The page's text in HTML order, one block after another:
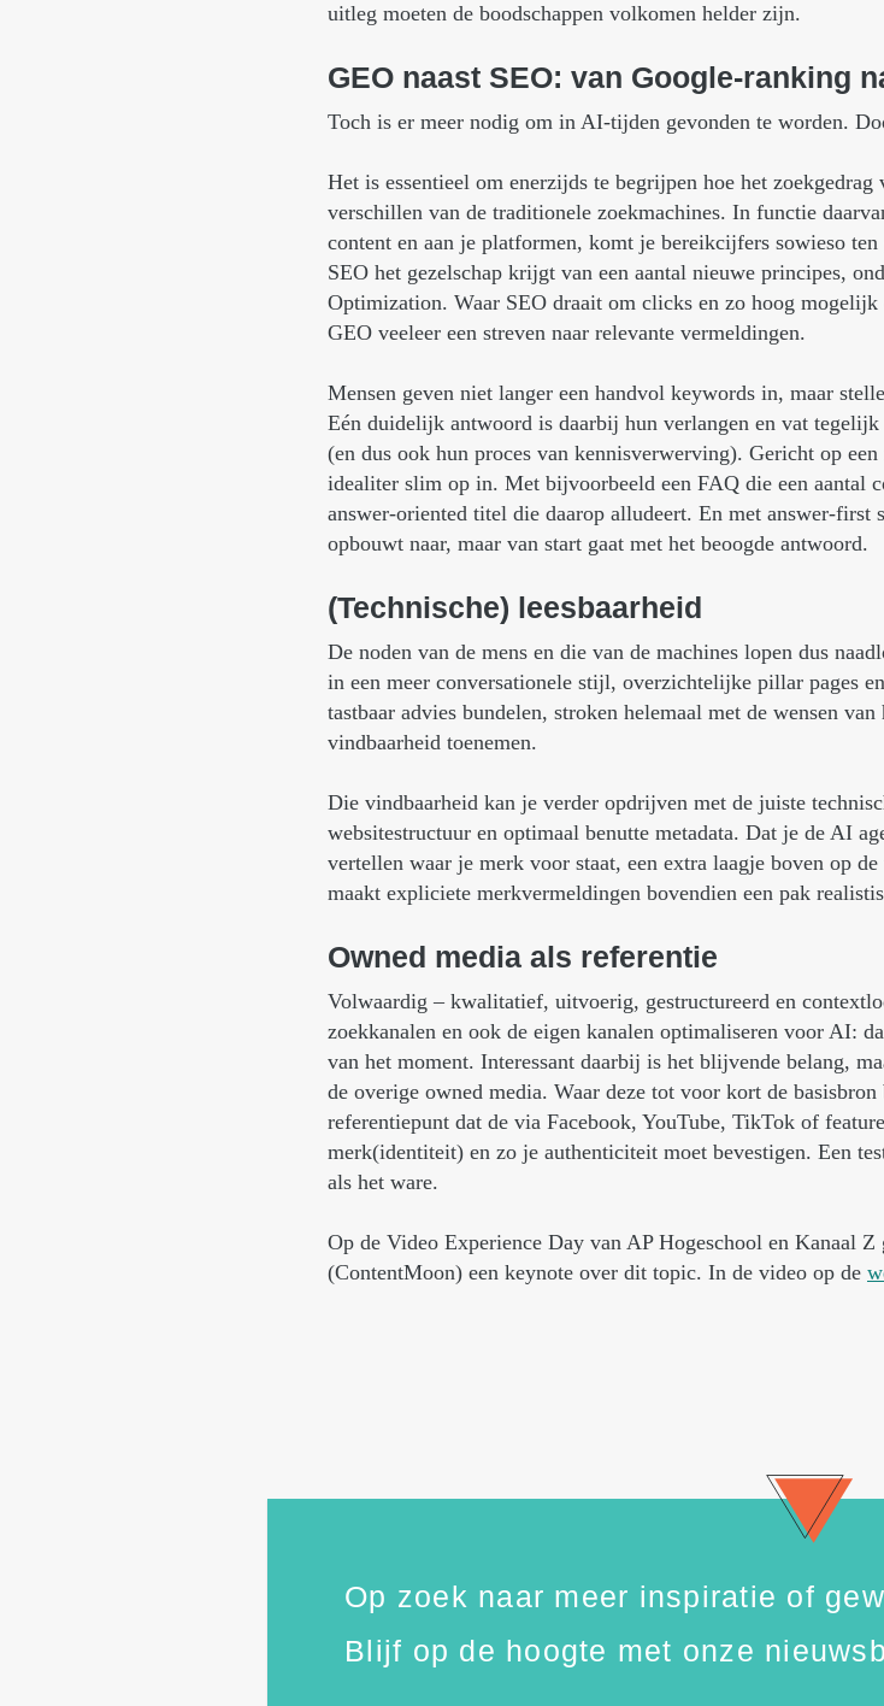
uitleg moeten de boodschappen volkomen helder zijn.
GEO naast SEO: van Google-ranking
Toch is er meer nodig om in AI-tijden gevonden te worden.
Het is essentieel om enerzijds te begrijpen hoe het
verschillen van de traditionele zoekmachines. In functie
content en aan je platformen, komt je bereikcijfers sowieso
SEO het gezelschap krijgt van een aantal nieuwe principes,
Optimization. Waar SEO draait om clicks en zo hoog
GEO veeleer een streven naar relevante vermeldingen.
Mensen geven niet langer een handvol keywords in, maar
Eén duidelijk antwoord is daarbij hun verlangen en vat tegelijk
(en dus ook hun proces van kennisverwerving). Gericht op
idealiter slim op in. Met bijvoorbeeld een FAQ die een aantal
answer-oriented titel die daarop alludeert. En met answer-
opbouwt naar, maar van start gaat met het beoogde antwoord.
(Technische) leesbaarheid
De noden van de mens en die van de machines lopen dus
in een meer conversationele stijl, overzichtelijke pillar pages
tastbaar advies bundelen, stroken helemaal met de wensen
vindbaarheid toenemen.
Die vindbaarheid kan je verder opdrijven met de juiste
websitestructuur en optimaal benutte metadata. Dat je de AI
vertellen waar je merk voor staat, een extra laagje boven op
maakt expliciete merkvermeldingen bovendien een pak
Owned media als referentie
Volwaardig – kwalitatief, uitvoerig, gestructureerd en
zoekkanalen en ook de eigen kanalen optimaliseren voor AI:
van het moment. Interessant daarbij is het blijvende belang,
de overige owned media. Waar deze tot voor kort de
referentiepunt dat de via Facebook, YouTube, TikTok of
merk(identiteit) en zo je authenticiteit moet bevestigen. Een
als het ware.
Op de Video Experience Day van AP Hogeschool en Kanaal
(ContentMoon) een keynote over dit topic. In de video op de
Op zoek naar meer inspiratie of
Blijf op de hoogte met onze